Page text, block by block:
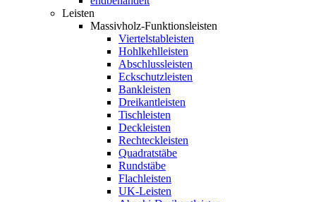
Leisten
Massivholz-Funktionsleisten
Viertelstableisten
Hohlkehlleisten
Abschlussleisten
Eckschutzleisten
Bankleisten
Dreikantleisten
Tischleisten
Deckleisten
Rechteckleisten
Quadratstäbe
Rundstäbe
Flachleisten
UK-Leisten